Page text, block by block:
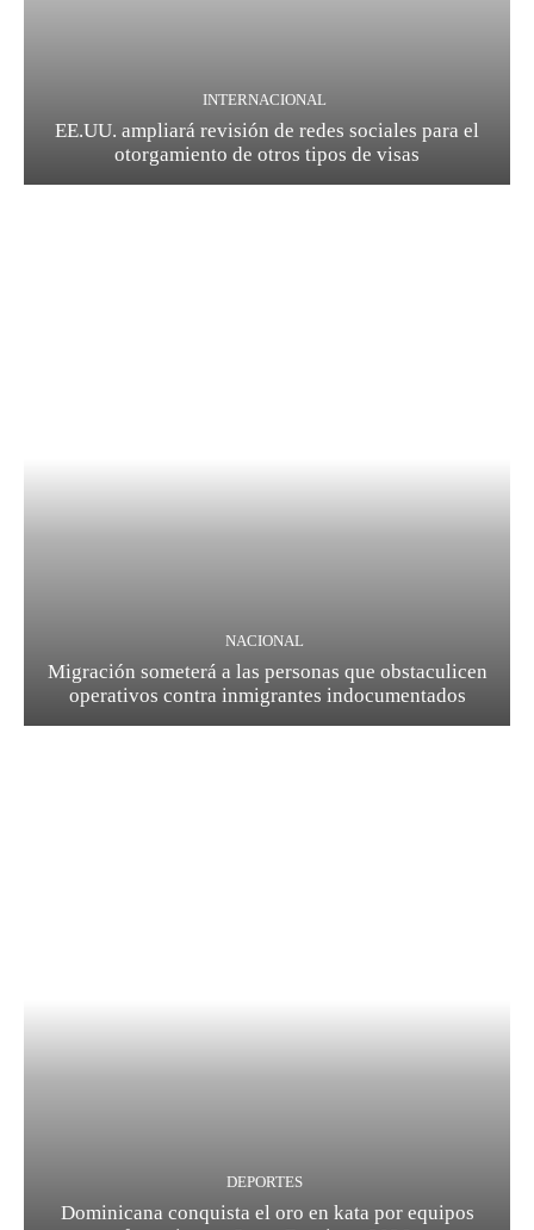
INTERNACIONAL
EE.UU. ampliará revisión de redes sociales para el
otorgamiento de otros tipos de visas
NACIONAL
Migración someterá a las personas que obstaculicen
operativos contra inmigrantes indocumentados
DEPORTES
Dominicana conquista el oro en kata por equipos